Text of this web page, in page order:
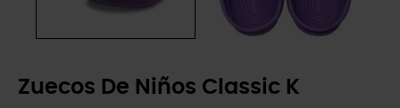
Zuecos De Niños Classic K